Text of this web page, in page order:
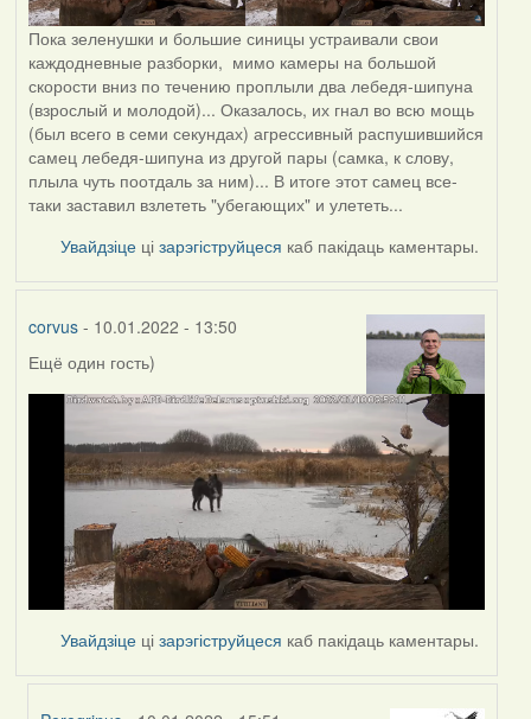
Пока зеленушки и большие синицы устраивали свои
каждодневные разборки, мимо камеры на большой
скорости вниз по течению проплыли два лебедя-шипуна
(взрослый и молодой)... Оказалось, их гнал во всю мощь
(был всего в семи секундах) агрессивный распушившийся
самец лебедя-шипуна из другой пары (самка, к слову,
плыла чуть поотдаль за ним)... В итоге этот самец все-
таки заставил взлететь "убегающих" и улететь...
Увайдзіце цізарэгіструйцеся каб пакідаць каментары.
corvus- 10.01.2022 - 13:50
Ещё один гость)
Увайдзіце цізарэгіструйцеся каб пакідаць каментары.